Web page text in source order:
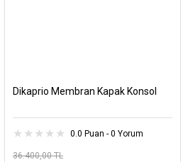
Dikaprio Membran Kapak Konsol
0.0 Puan - 0 Yorum
36.400,00 TL